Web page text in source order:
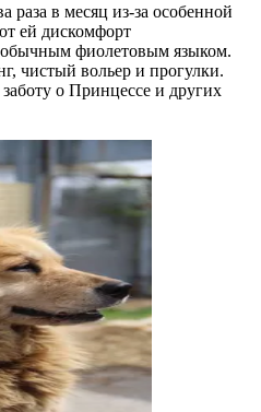
в месяц из-за особенной
ей дискомфорт
фиолетовым языком.
чистый вольер и прогулки.
о Принцессе и других